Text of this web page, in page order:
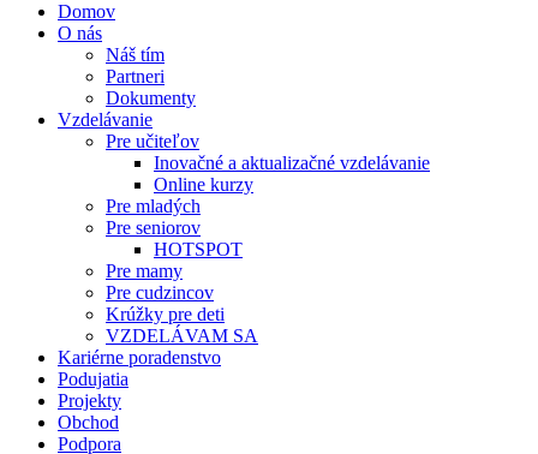
Domov
O nás
Náš tím
Partneri
Dokumenty
Vzdelávanie
Pre učiteľov
Inovačné a aktualizačné vzdelávanie
Online kurzy
Pre mladých
Pre seniorov
HOTSPOT
Pre mamy
Pre cudzincov
Krúžky pre deti
VZDELÁVAM SA
Kariérne poradenstvo
Podujatia
Projekty
Obchod
Podpora